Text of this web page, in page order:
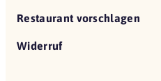
Restaurant vorschlagen
Widerruf